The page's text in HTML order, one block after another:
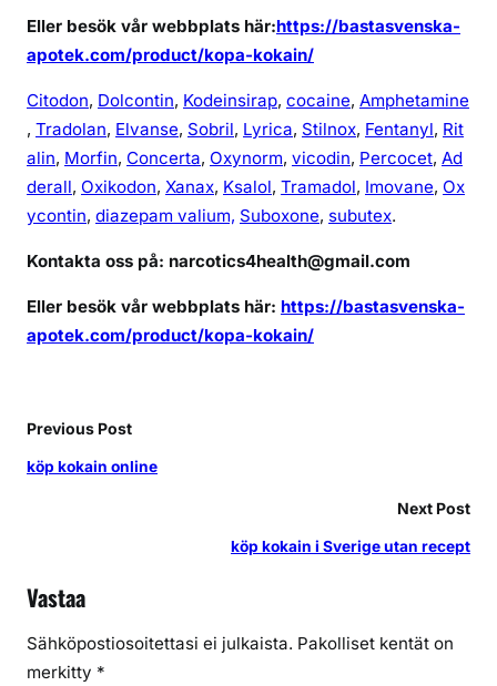
v
a
e
t
Eller besök vår webbplats här:https://bastasvenska-
apotek.com/product/kopa-kokain/
Citodon, Dolcontin, Kodeinsirap, cocaine, Amphetamine
, Tradolan, Elvanse, Sobril, Lyrica, Stilnox, Fentanyl, Rit
alin, Morfin, Concerta, Oxynorm, vicodin, Percocet, Ad
derall, Oxikodon, Xanax, Ksalol, Tramadol, Imovane, Ox
ycontin, diazepam valium, Suboxone, subutex.
Kontakta oss på: narcotics4health@gmail.com
Eller besök vår webbplats här: https://bastasvenska-
apotek.com/product/kopa-kokain/
Previous Post
köp kokain online
Next Post
köp kokain i Sverige utan recept
Vastaa
Sähköpostiosoitettasi ei julkaista. Pakolliset kentät on
merkitty *